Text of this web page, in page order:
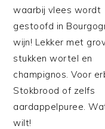
waarbij vlees wordt
gestoofd in
wijn! Lekker met
stukken wortel en
champignos. Voor
Stokbrood of zelfs
aardappelpuree.
wilt!